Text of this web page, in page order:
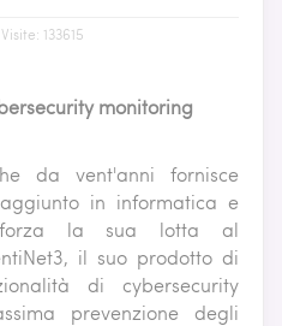
Visite: 133615
monitoring
da vent'anni fornisce
in informatica e
la sua lotta al
il suo prodotto di
di cybersecurity
prevenzione degli